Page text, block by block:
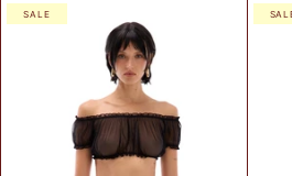
HOW TO
MEASURE? /
ZMIERZYĆ?
Put on your
SALE